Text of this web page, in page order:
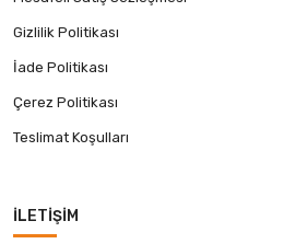
Gizlilik Politikası
İade Politikası
Çerez Politikası
Teslimat Koşulları
İLETIŞIM